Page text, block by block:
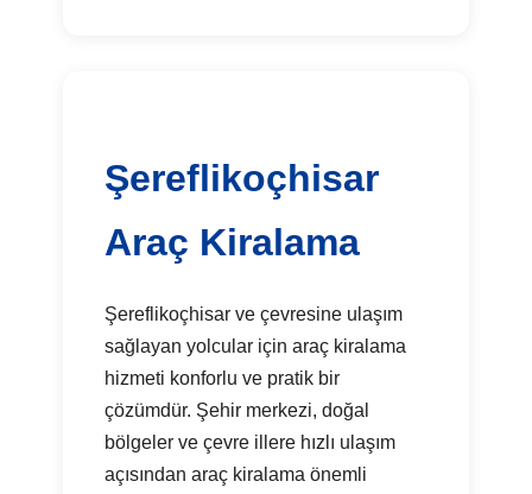
Şereflikoçhisar
Araç Kiralama
Şereflikoçhisar ve çevresine ulaşım
sağlayan yolcular için araç kiralama
hizmeti konforlu ve pratik bir
çözümdür. Şehir merkezi, doğal
bölgeler ve çevre illere hızlı ulaşım
açısından araç kiralama önemli